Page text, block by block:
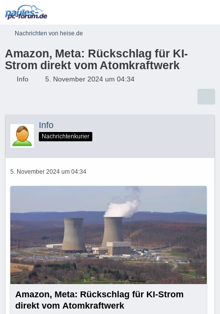
Nachrichten von heise.de
Amazon, Meta: Rückschlag für KI-
Strom direkt vom Atomkraftwerk
Info 5. November 2024 um 04:34
Info
Nachrichtenkurier
5. November 2024 um 04:34
Amazon, Meta: Rückschlag für KI-Strom
direkt vom Atomkraftwerk